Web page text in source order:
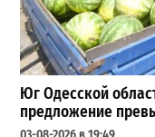
Юг Одесской
предложение